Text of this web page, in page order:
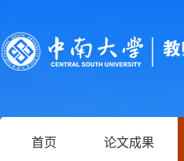
首页 论文成果